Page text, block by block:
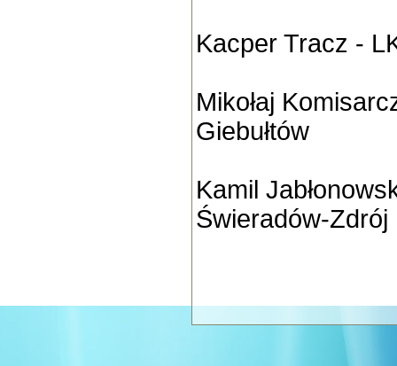
Kacper Tracz -
Mikołaj
Giebułtów
Kamil
Świeradów-Zdrój